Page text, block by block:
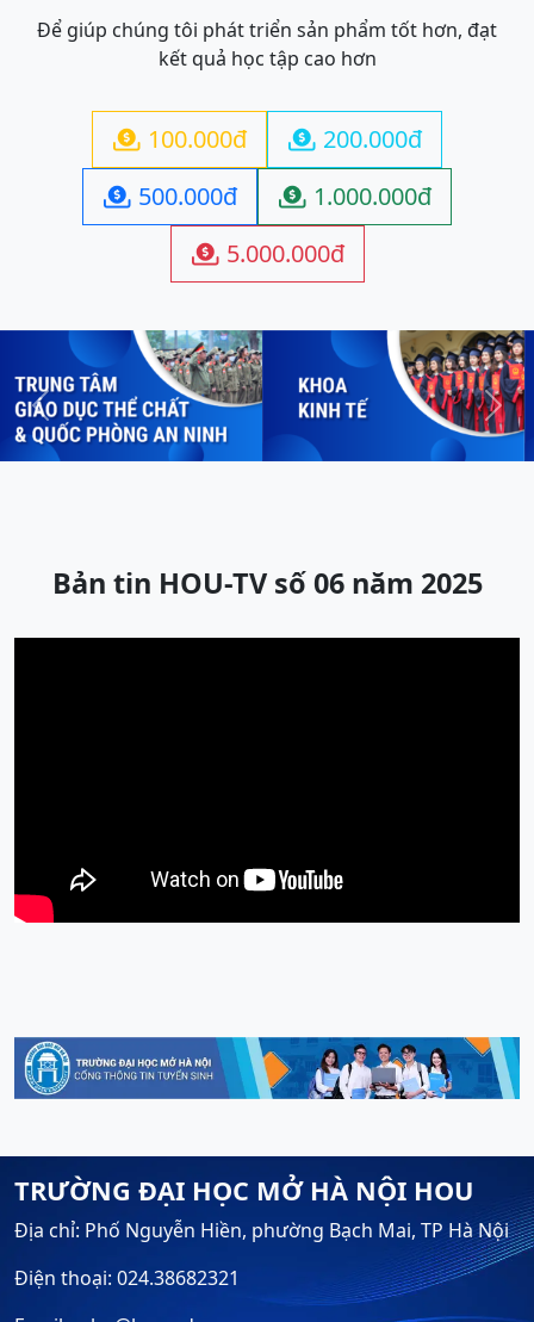
Để giúp chúng tôi phát triển sản phẩm tốt hơn, đạt
kết quả học tập cao hơn
 100.000đ  200.000đ
 500.000đ  1.000.000đ
 5.000.000đ
Previous Next
Bản tin HOU-TV số 06 năm 2025
TRƯỜNG ĐẠI HỌC MỞ HÀ NỘI HOU
Địa chỉ: Phố Nguyễn Hiền, phường Bạch Mai, TP Hà Nội
Điện thoại: 024.38682321